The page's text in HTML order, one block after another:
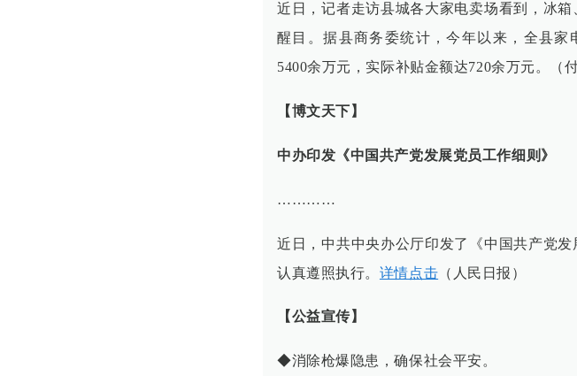
近日，记者走访县城各大家电卖场看到，冰
醒目。据县商务委统计，今年以来，全县
5400余万元，实际补贴金额达720余万元。（付
【博文天下】
中办印发《中国共产党发展党员工作细则》
…………
近日，中共中央办公厅印发了《中国共产党
认真遵照执行。 详情点击 （人民日报）
【公益宣传】
◆消除枪爆隐患，确保社会平安。